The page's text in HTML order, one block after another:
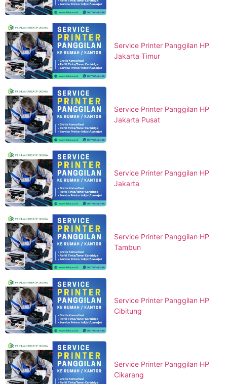
Service Printer Panggilan HP
Jakarta Timur
Service Printer Panggilan HP
Jakarta Pusat
Service Printer Panggilan HP
Jakarta
Service Printer Panggilan HP
Tambun
Service Printer Panggilan HP
Cibitung
Service Printer Panggilan HP
Cikarang